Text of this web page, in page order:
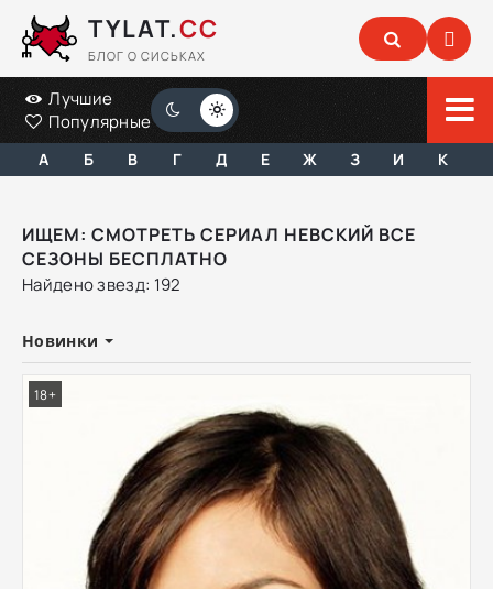
TYLAT.CC
БЛОГ О СИСЬКАХ
Лучшие
Популярные
А Б В Г Д Е Ж З И К
ИЩЕМ: СМОТРЕТЬ СЕРИАЛ НЕВСКИЙ ВСЕ
СЕЗОНЫ БЕСПЛАТНО
Найдено звезд: 192
Новинки
18+